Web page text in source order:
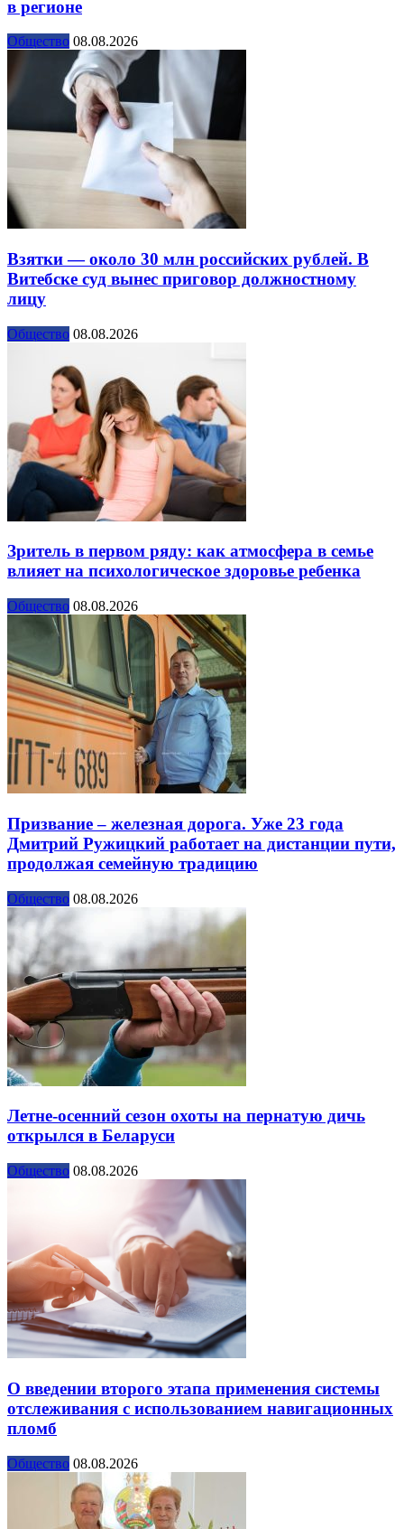
в регионе
Общество 08.08.2026
Взятки — около 30 млн российских рублей. В
Витебске суд вынес приговор должностному
лицу
Общество 08.08.2026
Зритель в первом ряду: как атмосфера в семье
влияет на психологическое здоровье ребенка
Общество 08.08.2026
Призвание – железная дорога. Уже 23 года
Дмитрий Ружицкий работает на дистанции пути,
продолжая семейную традицию
Общество 08.08.2026
Летне-осенний сезон охоты на пернатую дичь
открылся в Беларуси
Общество 08.08.2026
О введении второго этапа применения системы
отслеживания с использованием навигационных
пломб
Общество 08.08.2026